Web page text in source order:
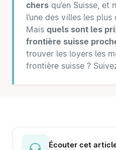
chers qu’en Suisse, et
l’une des villes les
Mais quels sont les
frontière suisse
trouver les loyers les
frontière suisse ?
Écouter cet